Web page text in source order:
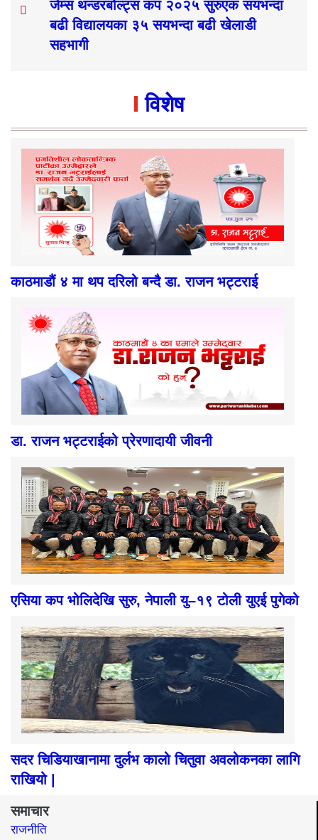
जेम्स थन्डरबोल्ट्स कप २०२५ सुरुएक सयभन्दा
बढी विद्यालयका ३५ सयभन्दा बढी खेलाडी
सहभागी
विशेष
काठमाडौं ४ मा थप दरिलो बन्दै डा. राजन भट्टराई
डा. राजन भट्टराईको प्रेरणादायी जीवनी
एसिया कप भोलिदेखि सुरु, नेपाली यु–१९ टोली युएई पुगेको
सदर चिडियाखानामा दुर्लभ कालो चितुवा अवलोकनका लागि
राखियो |
समाचार
राजनीति